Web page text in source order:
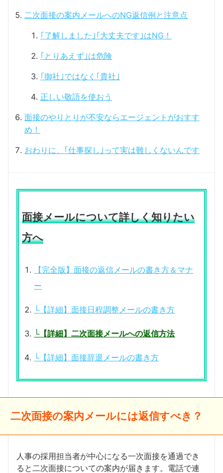
二次面接の案内メールへのNG返信例と注意点
｢了解しました｣｢大丈夫です｣はNG！
｢とりあえず｣は危険
｢御社｣ではなく｢貴社｣
正しい敬語を使おう
面接のやりとりが不安ならエージェントがおすす
め！
おわりに、｢仕事探し｣って実は難しくないんです
面接メールについて詳しく知りたい
方へ
【完全版】面接の返信メールの書き方＆マナ
ー
└【詳細】面接日程調整メールの書き方
└【詳細】二次面接メールへの返信方法
└【詳細】面接辞退メールの書き方
二次面接の案内メールには返信すべき？
人事の採用担当者が中心になる一次面接を通過でき
ると二次面接についての案内が届きます。電話で連